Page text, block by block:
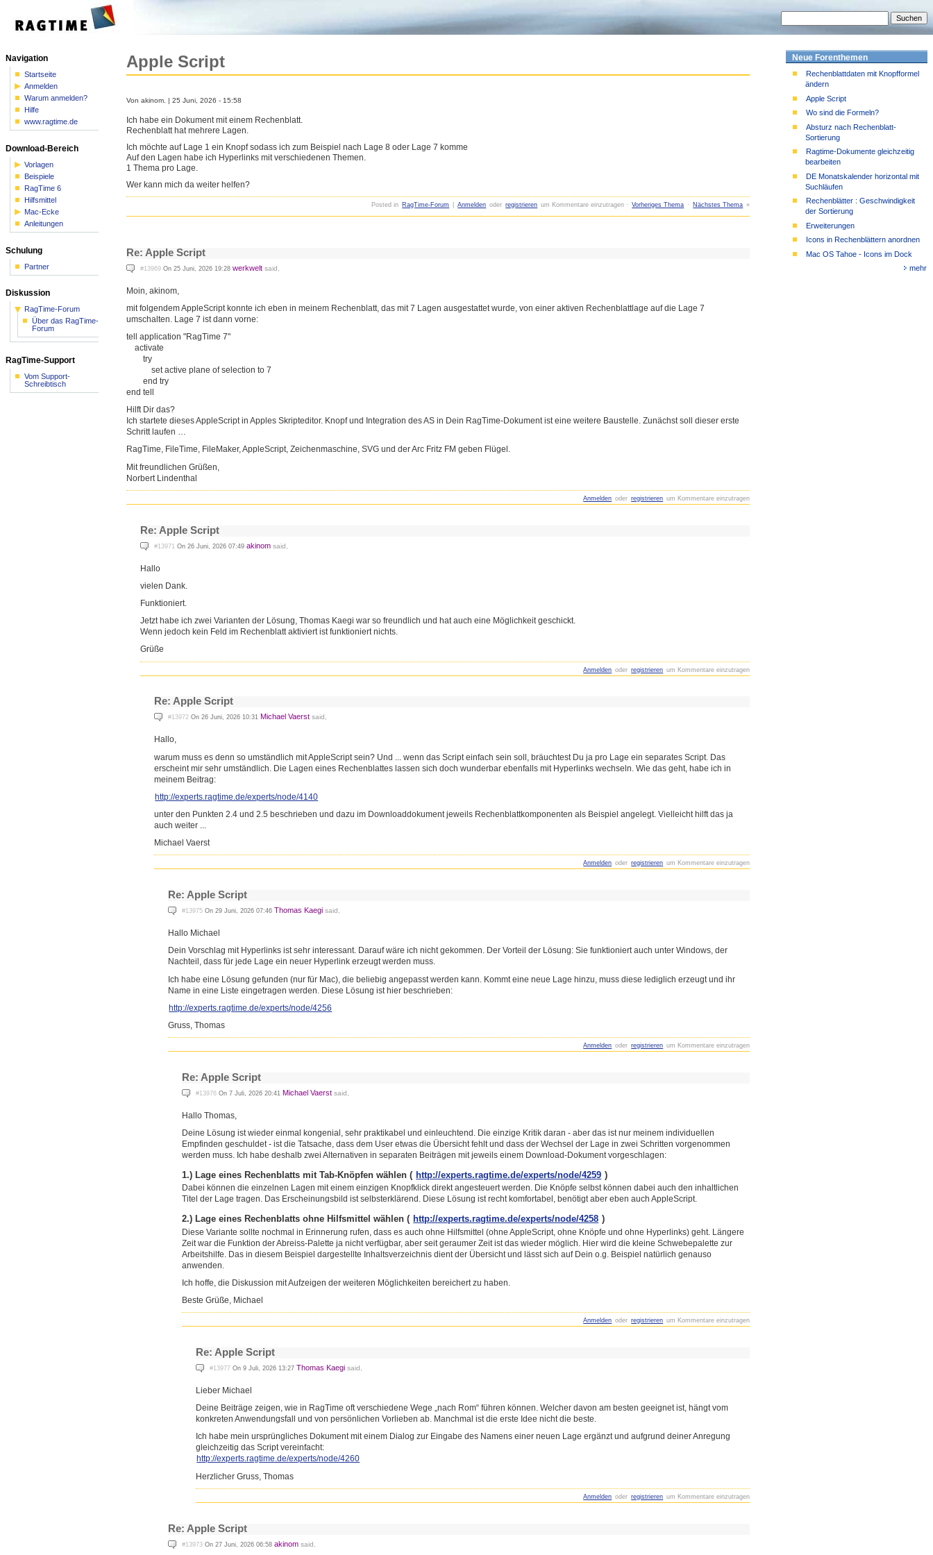
Apple Script
Von akinom. | 25 Juni, 2026 - 15:58
Ich habe ein Dokument mit einem Rechenblatt.
Rechenblatt hat mehrere Lagen.
Ich möchte auf Lage 1 ein Knopf sodass ich zum Beispiel nach Lage 8 oder Lage 7 komme
Auf den Lagen habe ich Hyperlinks mit verschiedenen Themen.
1 Thema pro Lage.
Wer kann mich da weiter helfen?
Posted in RagTime-Forum Anmelden oder registrieren um Kommentare einzutragen · Vorheriges Thema · Nächstes Thema »
Re: Apple Script
#13969 On 25 Juni, 2026 19:28 werkwelt said,
Moin, akinom,
mit folgendem AppleScript konnte ich eben in meinem Rechenblatt, das mit 7 Lagen ausgestattet wurde, von einer aktiven Rechenblattlage auf die Lage 7
umschalten. Lage 7 ist dann vorne:
tell application "RagTime 7"
activate
try
set active plane of selection to 7
end try
end tell
Hilft Dir das?
Ich startete dieses AppleScript in Apples Skripteditor. Knopf und Integration des AS in Dein RagTime-Dokument ist eine weitere Baustelle. Zunächst soll dieser erste
Schritt laufen …
RagTime, FileTime, FileMaker, AppleScript, Zeichenmaschine, SVG und der Arc Fritz FM geben Flügel.
Mit freundlichen Grüßen,
Norbert Lindenthal
Anmelden oder registrieren um Kommentare einzutragen
Re: Apple Script
#13971 On 26 Juni, 2026 07:49 akinom said,
Hallo
vielen Dank.
Funktioniert.
Jetzt habe ich zwei Varianten der Lösung, Thomas Kaegi war so freundlich und hat auch eine Möglichkeit geschickt.
Wenn jedoch kein Feld im Rechenblatt aktiviert ist funktioniert nichts.
Grüße
Anmelden oder registrieren um Kommentare einzutragen
Re: Apple Script
#13972 On 26 Juni, 2026 10:31 Michael Vaerst said,
Hallo,
warum muss es denn so umständlich mit AppleScript sein? Und ... wenn das Script einfach sein soll, bräuchtest Du ja pro Lage ein separates Script. Das
erscheint mir sehr umständlich. Die Lagen eines Rechenblattes lassen sich doch wunderbar ebenfalls mit Hyperlinks wechseln. Wie das geht, habe ich in
meinem Beitrag:
http://experts.ragtime.de/experts/node/4140
unter den Punkten 2.4 und 2.5 beschrieben und dazu im Downloaddokument jeweils Rechenblattkomponenten als Beispiel angelegt. Vielleicht hilft das ja
auch weiter ...
Michael Vaerst
Anmelden oder registrieren um Kommentare einzutragen
Re: Apple Script
#13975 On 29 Juni, 2026 07:46 Thomas Kaegi said,
Hallo Michael
Dein Vorschlag mit Hyperlinks ist sehr interessant. Darauf wäre ich nicht gekommen. Der Vorteil der Lösung: Sie funktioniert auch unter Windows, der
Nachteil, dass für jede Lage ein neuer Hyperlink erzeugt werden muss.
Ich habe eine Lösung gefunden (nur für Mac), die beliebig angepasst werden kann. Kommt eine neue Lage hinzu, muss diese lediglich erzeugt und ihr
Name in eine Liste eingetragen werden. Diese Lösung ist hier beschrieben:
http://experts.ragtime.de/experts/node/4256
Gruss, Thomas
Anmelden oder registrieren um Kommentare einzutragen
Re: Apple Script
#13976 On 7 Juli, 2026 20:41 Michael Vaerst said,
Hallo Thomas,
Deine Lösung ist wieder einmal kongenial, sehr praktikabel und einleuchtend. Die einzige Kritik daran - aber das ist nur meinem individuellen
Empfinden geschuldet - ist die Tatsache, dass dem User etwas die Übersicht fehlt und dass der Wechsel der Lage in zwei Schritten vorgenommen
werden muss. Ich habe deshalb zwei Alternativen in separaten Beiträgen mit jeweils einem Download-Dokument vorgeschlagen:
1.) Lage eines Rechenblatts mit Tab-Knöpfen wählen ( http://experts.ragtime.de/experts/node/4259 )
Dabei können die einzelnen Lagen mit einem einzigen Knopfklick direkt angesteuert werden. Die Knöpfe selbst können dabei auch den inhaltlichen
Titel der Lage tragen. Das Erscheinungsbild ist selbsterklärend. Diese Lösung ist recht komfortabel, benötigt aber eben auch AppleScript.
2.) Lage eines Rechenblatts ohne Hilfsmittel wählen ( http://experts.ragtime.de/experts/node/4258 )
Diese Variante sollte nochmal in Erinnerung rufen, dass es auch ohne Hilfsmittel (ohne AppleScript, ohne Knöpfe und ohne Hyperlinks) geht. Längere
Zeit war die Funktion der Abreiss-Palette ja nicht verfügbar, aber seit geraumer Zeit ist das wieder möglich. Hier wird die kleine Schwebepalette zur
Arbeitshilfe. Das in diesem Beispiel dargestellte Inhaltsverzeichnis dient der Übersicht und lässt sich auf Dein o.g. Beispiel natürlich genauso
anwenden.
Ich hoffe, die Diskussion mit Aufzeigen der weiteren Möglichkeiten bereichert zu haben.
Beste Grüße, Michael
Anmelden oder registrieren um Kommentare einzutragen
Re: Apple Script
#13977 On 9 Juli, 2026 13:27 Thomas Kaegi said,
Lieber Michael
Deine Beiträge zeigen, wie in RagTime oft verschiedene Wege „nach Rom“ führen können. Welcher davon am besten geeignet ist, hängt vom
konkreten Anwendungsfall und von persönlichen Vorlieben ab. Manchmal ist die erste Idee nicht die beste.
Ich habe mein ursprüngliches Dokument mit einem Dialog zur Eingabe des Namens einer neuen Lage ergänzt und aufgrund deiner Anregung
gleichzeitig das Script vereinfacht:
http://experts.ragtime.de/experts/node/4260
Herzlicher Gruss, Thomas
Anmelden oder registrieren um Kommentare einzutragen
Re: Apple Script
#13973 On 27 Juni, 2026 06:58 akinom said,
Navigation
Startseite
Anmelden
Warum anmelden?
Hilfe
www.ragtime.de
Download-Bereich
Vorlagen
Beispiele
RagTime 6
Hilfsmittel
Mac-Ecke
Anleitungen
Schulung
Partner
Diskussion
RagTime-Forum
Über das RagTime-
Forum
RagTime-Support
Vom Support-
Schreibtisch
Neue Forenthemen
Rechenblattdaten mit Knopfformel
ändern
Apple Script
Wo sind die Formeln?
Absturz nach Rechenblatt-
Sortierung
Ragtime-Dokumente gleichzeitig
bearbeiten
DE Monatskalender horizontal mit
Suchläufen
Rechenblätter : Geschwindigkeit
der Sortierung
Erweiterungen
Icons in Rechenblättern anordnen
Mac OS Tahoe - Icons im Dock
mehr